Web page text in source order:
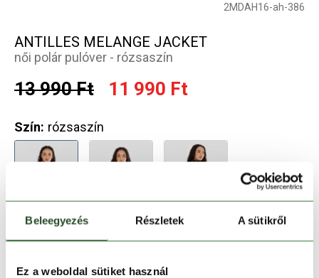
Beleegyezés Részletek A sütikről
Ez a weboldal sütiket használ
2MDAH16-ah-386
ANTILLES MELANGE JACKET
női polár pulóver - rózsaszín
13 990 Ft 11 990 Ft
Szín: rózsaszín
S L XL